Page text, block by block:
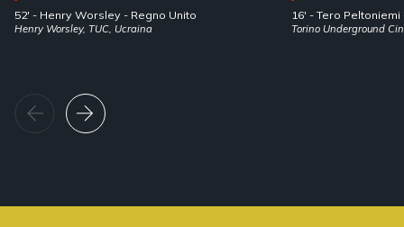
52' - Henry Worsley - Regno Unito
Henry Worsley, TUC, Ucraina
16' -Tero Peltoniemi
Torino Underground